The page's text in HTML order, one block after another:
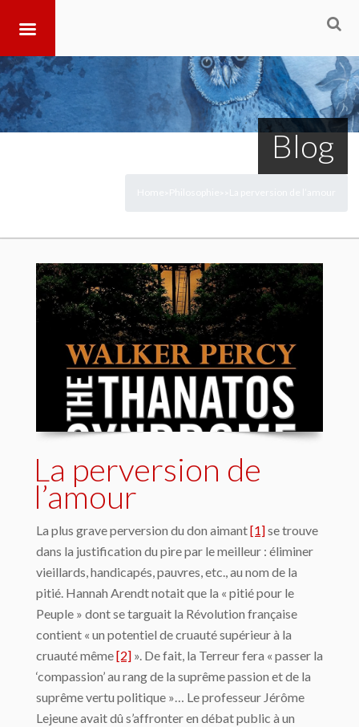
Blog
La perversion de
l’amour
La plus grave perversion du don aimant[1]se trouve
dans la justification du pire par le meilleur : éliminer
vieillards, handicapés, pauvres, etc., au nom de la
pitié. Hannah Arendt notait que la « pitié pour le
Peuple » dont se targuait la Révolution française
contient « un potentiel de cruauté supérieur à la
cruauté même[2] ». De fait, la Terreur fera « passer la
‘compassion’ au rang de la suprême passion et de la
suprême vertu politique »… Le professeur Jérôme
Lejeune avait dû s’affronter en débat public à un